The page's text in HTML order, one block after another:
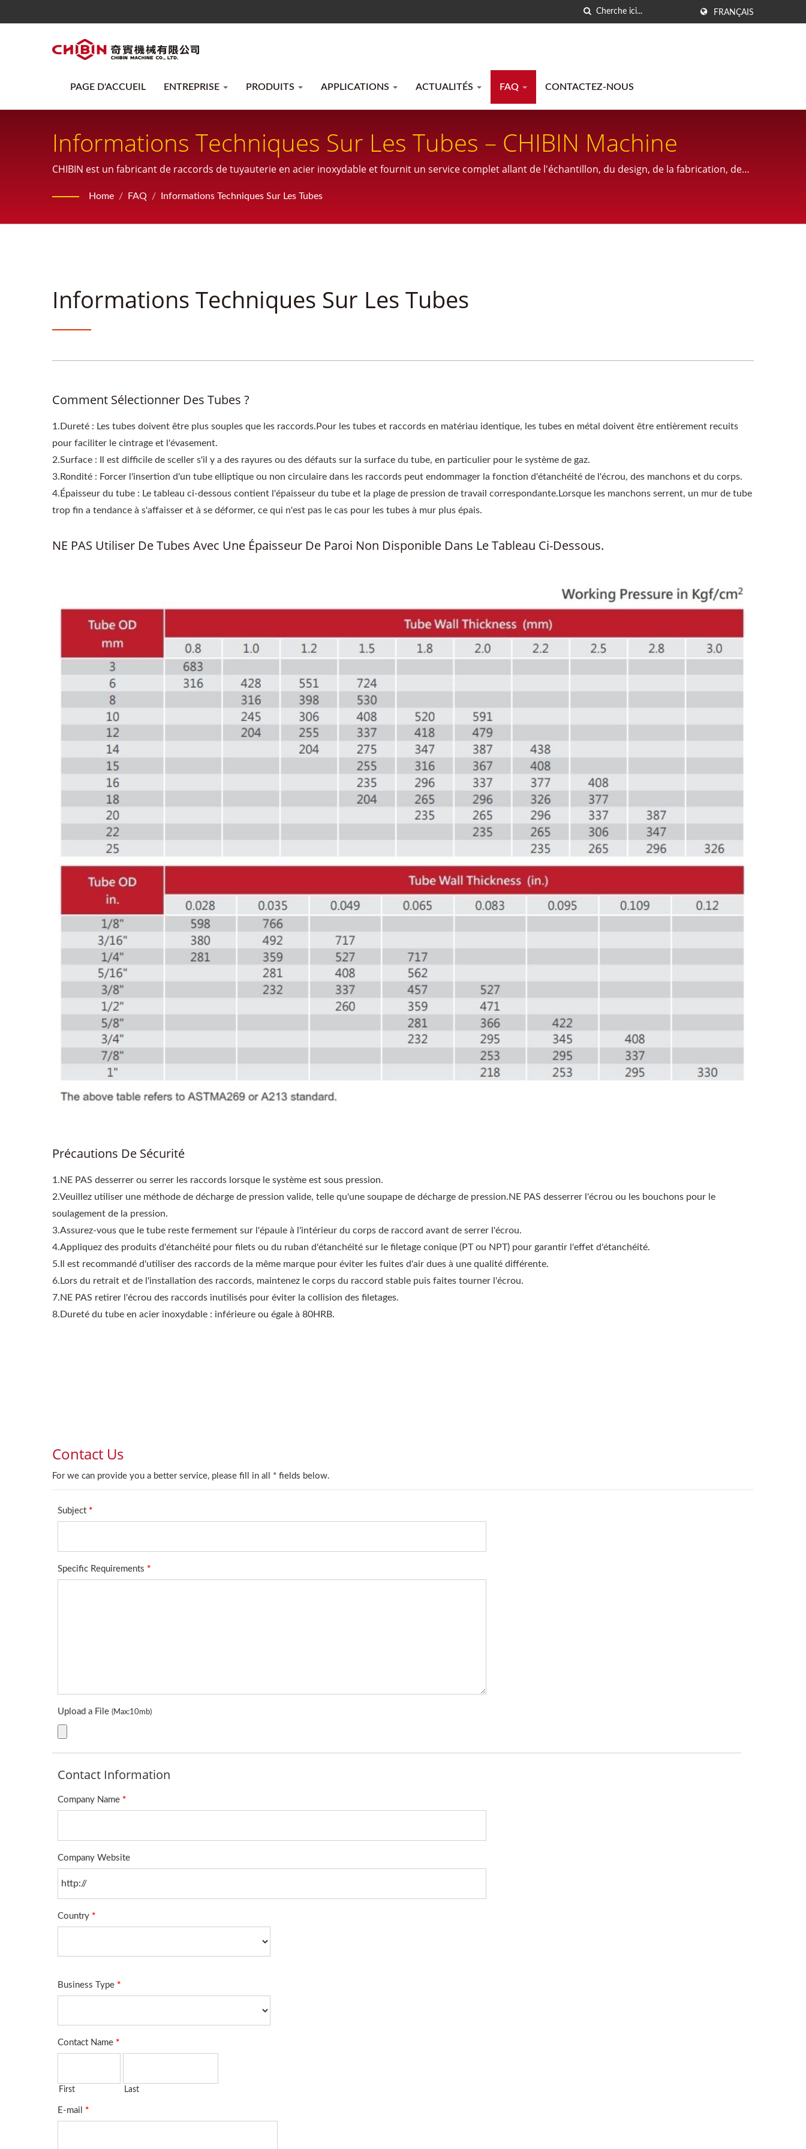
FRANÇAIS
PAGE D'ACCUEIL ENTREPRISE PRODUITS APPLICATIONS ACTUALITÉS FAQ CONTACTEZ-NOUS
Informations Techniques Sur Les Tubes – CHIBIN Machine
CHIBIN est un fabricant de raccords de tuyauterie en acier inoxydable et fournit un service complet allant de l'échantillon, du design, de la fabrication, de
Home / FAQ / Informations Techniques Sur Les Tubes
Informations Techniques Sur Les Tubes
Comment Sélectionner Des Tubes ?
1.Dureté : Les tubes doivent être plus souples que les raccords.Pour les tubes et raccords en matériau identique, les tubes en métal doivent être entièrement recuits
pour faciliter le cintrage et l'évasement.
2.Surface : Il est difficile de sceller s'il y a des rayures ou des défauts sur la surface du tube, en particulier pour le système de gaz.
3.Rondité : Forcer l'insertion d'un tube elliptique ou non circulaire dans les raccords peut endommager la fonction d'étanchéité de l'écrou, des manchons et du corps.
4.Épaisseur du tube : Le tableau ci-dessous contient l'épaisseur du tube et la plage de pression de travail correspondante.Lorsque les manchons serrent, un mur de tube
trop fin a tendance à s'affaisser et à se déformer, ce qui n'est pas le cas pour les tubes à mur plus épais.
NE PAS Utiliser De Tubes Avec Une Épaisseur De Paroi Non Disponible Dans Le Tableau Ci-Dessous.
Précautions De Sécurité
1.NE PAS desserrer ou serrer les raccords lorsque le système est sous pression.
2.Veuillez utiliser une méthode de décharge de pression valide, telle qu'une soupape de décharge de pression.NE PAS desserrer l'écrou ou les bouchons pour le
soulagement de la pression.
3.Assurez-vous que le tube reste fermement sur l'épaule à l'intérieur du corps de raccord avant de serrer l'écrou.
4.Appliquez des produits d'étanchéité pour filets ou du ruban d'étanchéité sur le filetage conique (PT ou NPT) pour garantir l'effet d'étanchéité.
5.Il est recommandé d'utiliser des raccords de la même marque pour éviter les fuites d'air dues à une qualité différente.
6.Lors du retrait et de l'installation des raccords, maintenez le corps du raccord stable puis faites tourner l'écrou.
7.NE PAS retirer l'écrou des raccords inutilisés pour éviter la collision des filetages.
8.Dureté du tube en acier inoxydable : inférieure ou égale à 80HRB.